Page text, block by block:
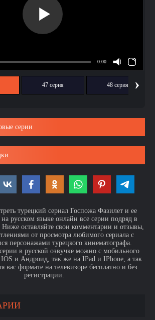
47 серия 48 серия ›
серии
турецкий сериал Госпожа Фазилет и ее
русском языке онлайн все серии подряд в
Ниже оставляйте свои комментарии и отзывы,
от просмотра любимого сериала с
персонажами турецкого кинематографа.
в русской озвучке можно с мобильного
и Андроид, так же на IPad и IPhone, а так
вас формате на телевизоре бесплатно и без
регистрации.